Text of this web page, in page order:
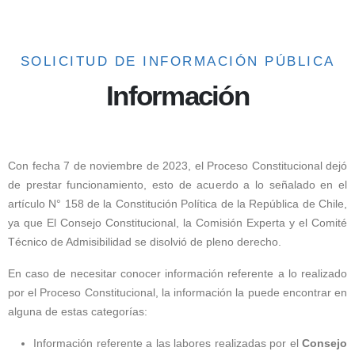
SOLICITUD DE INFORMACIÓN PÚBLICA
Información
Con fecha 7 de noviembre de 2023, el Proceso Constitucional dejó
de prestar funcionamiento, esto de acuerdo a lo señalado en el
artículo N° 158 de la Constitución Política de la República de Chile,
ya que El Consejo Constitucional, la Comisión Experta y el Comité
Técnico de Admisibilidad se disolvió de pleno derecho.
En caso de necesitar conocer información referente a lo realizado
por el Proceso Constitucional, la información la puede encontrar en
alguna de estas categorías:
Información referente a las labores realizadas por el Consejo